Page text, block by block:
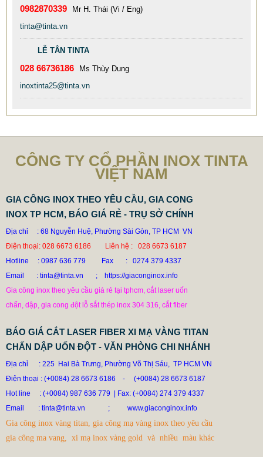
CHẤT LƯỢNG CAO
SP: XƯỞNG GIA CÔNG INOX GÂN ĐÂY GIÁ RẺ CHẤT LƯỢNG
DÙ AI NÓI NGÃ NẰM NGHIÊNG, NGƯỜI MUA VẪN CỨ
ĐẶT BỒN TINTA
SP: XUONG GIA CONG BON CONG NGHIEP INOX TINTA
0982870339
Mr H. Thái (Vi / Eng)
tinta@tinta.vn
LỄ TÂN TINTA
028 66736186
Ms Thùy Dung
inoxtinta25@tinta.vn
CÔNG TY CỔ PHẦN INOX TINTA
VIỆT NAM
GIA CÔNG INOX THEO YÊU CẦU, GIA CONG
INOX TP HCM, BÁO GIÁ RẺ - TRỤ SỞ CHÍNH
Địa chỉ : 68 Nguyễn Huệ, Phường Sài Gòn, TP HCM VN
Điện thoại: 028 6673 6186 Liên hệ : 028 6673 6187
Hotline
: 0987 636 779 Fax : 0274 379 4337
Email : tinta@tinta.vn ; https://giaconginox.info
Gia công inox theo yêu cầu giá rẻ tại tphcm, cắt laser uốn
chấn, dập, gia cong đột lỗ sắt thép inox 304 316, cắt fiber
BÁO GIÁ CẮT LASER FIBER XI MẠ VÀNG TITAN
CHẤN DẬP UỐN ĐỘT - VĂN PHÒNG CHI NHÁNH
Địa chỉ : 225 Hai Bà Trưng, Phường Võ Thị Sáu, TP HCM VN
Điện thoại : (+0084) 28 6673 6186
-
(+0084) 28 6673 6187
Hot line
: (+0084) 987 636 779 | Fax: (+0084) 274 379 4337
Email
: tinta@tinta.vn ; www.giaconginox.info
Gia công inox vàng titan, gia công mạ vàng inox theo yêu cầu
gia công ma vang, xi mạ inox vàng gold và nhiều màu khác